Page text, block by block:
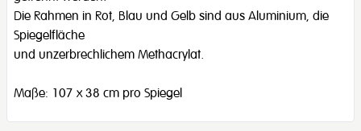
Die Rahmen in Rot, Blau und Gelb sind aus Aluminium, die
Spiegelfläche
und unzerbrechlichem Methacrylat.
Maße: 107 x 38 cm pro Spiegel